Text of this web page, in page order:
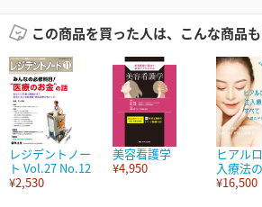
この商品を買った人は、こんな商品も
レジデントノー
ト Vol.27 No.12
¥2,530
美容看護学
¥4,950
ヒアル
入療法
¥16,500